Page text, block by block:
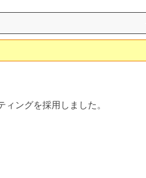
ングを採用しました。